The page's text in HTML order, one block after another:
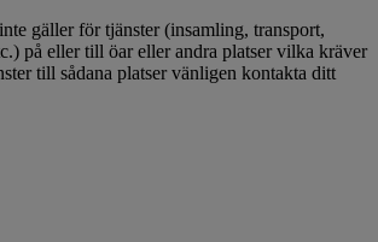
gäller för tjänster (insamling, transport,
på eller till öar eller andra platser vilka kräver
till sådana platser vänligen kontakta ditt